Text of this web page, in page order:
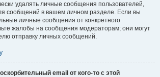
удалять личные сообщения пользователей,
сообщений в вашем личном разделе. Если вы
личные сообщения от конкретного
жалобы на сообщения модераторам; они могут
отправку личных сообщений.
email от кого-то с этой